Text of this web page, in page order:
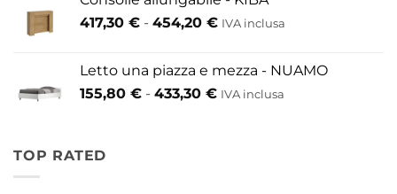
da
200,60 €
609,60 €
417,30 € - 454,20 €Fascia
da
417,30 €
IVA inclusa
Letto una piazza e mezza - NUAMO
155,80 € - 433,30 €Fascia
IVA inclusa
TOP RATED